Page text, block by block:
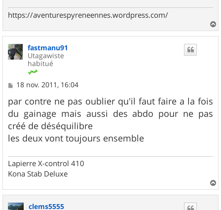
https://aventurespyreneennes.wordpress.com/
a
u
fastmanu91
Utagawiste
habitué
M
s
s
a
g
e
18 nov. 2011, 16:04
par contre ne pas oublier qu'il faut faire a la fois
du gainage mais aussi des abdo pour ne pas
créé de déséquilibre
les deux vont toujours ensemble
Lapierre X-control 410
Kona Stab Deluxe
a
clems5555